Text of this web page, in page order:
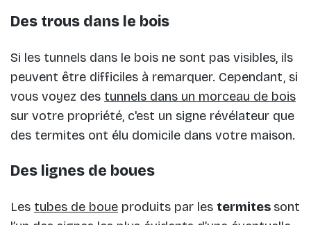
Des trous dans le bois
Si les tunnels dans le bois ne sont pas visibles, ils
peuvent être difficiles à remarquer. Cependant, si
vous voyez des tunnels dans un morceau de bois
sur votre propriété, c'est un signe révélateur que
des termites ont élu domicile dans votre maison.
Des lignes de boues
Les tubes de boue produits par les termites sont